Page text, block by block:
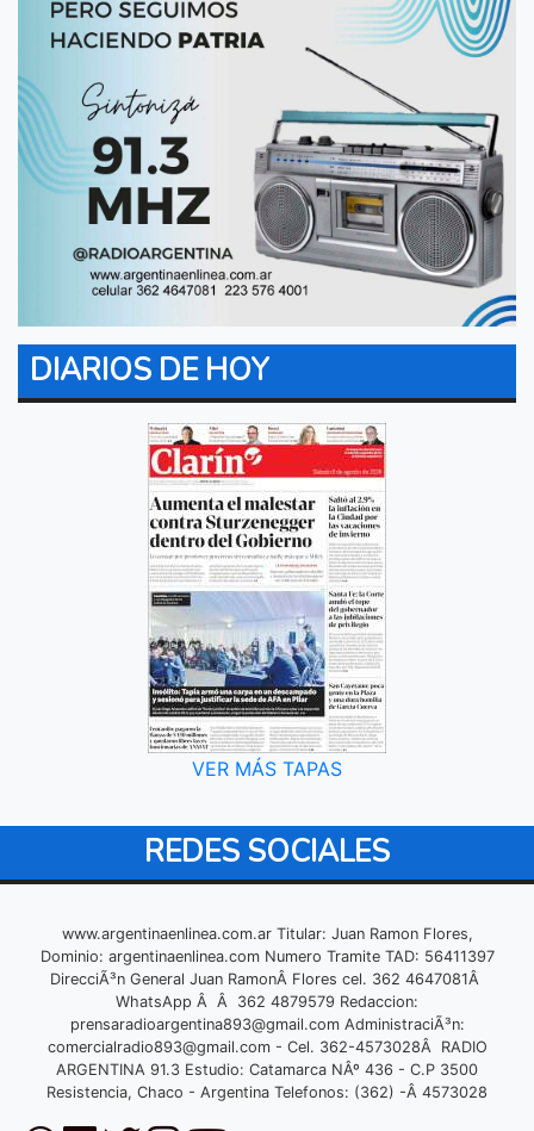
DIARIOS DE HOY
VER MÁS TAPAS
REDES SOCIALES
www.argentinaenlinea.com.ar Titular: Juan Ramon Flores,
Dominio: argentinaenlinea.com Numero Tramite TAD: 56411397
DirecciÃ³n General Juan RamonÂ Flores cel. 362 4647081Â
WhatsApp Â Â 362 4879579 Redaccion:
prensaradioargentina893@gmail.comAdministraciÃ³n:
comercialradio893@gmail.com- Cel. 362-4573028Â RADIO
ARGENTINA 91.3 Estudio: Catamarca NÂº 436 - C.P 3500
Resistencia, Chaco - Argentina Telefonos: (362) -Â 4573028